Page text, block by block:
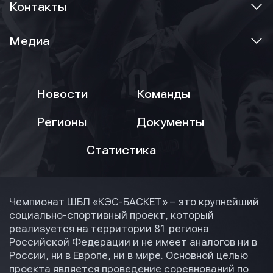
Контакты
Медиа
Новости
Команды
Регионы
Документы
Статистика
Чемпионат ШБЛ «КЭС-БАСКЕТ» – это крупнейший
социально-спортивный проект, который
реализуется на территории 81 региона
Российской Федерации и не имеет аналогов ни в
России, ни в Европе, ни в мире. Основной целью
проекта является проведение соревнований по